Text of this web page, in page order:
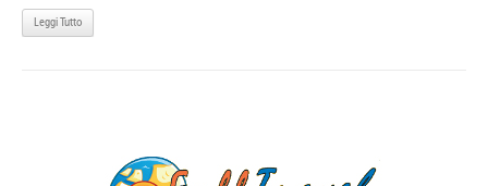
Leggi Tutto